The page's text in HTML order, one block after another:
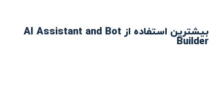
بیشترین استفاده از AI Assistant and Bot
Builder